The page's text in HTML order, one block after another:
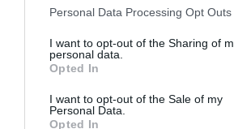
Please note that this website/app uses
not limited to your visit or usage
grant or deny consent to Google and its
use your data for below specified
consent section.
Personal Data Processing Opt Outs
I want to opt-out of the Sharing of
personal data.
Opted In
I want to opt-out of the Sale of my
Personal Data.
Opted In
μια νέα βιομηχανική
31.07.2026
Νέος οδηγός του ΕΚΤ
για τη χρηματοδότηση
των ελληνικών
επιχειρήσεων στον
χώρο της άμυνας
31.07.2026